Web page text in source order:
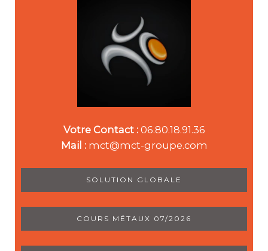
Votre Contact : 06.80.18.91.36
Mail : mct@mct-groupe.com
SOLUTION GLOBALE
COURS MÉTAUX 07/2026